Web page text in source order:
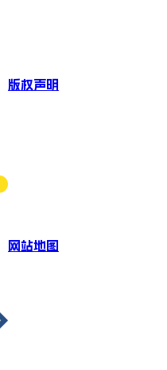
版权声明
网站地图